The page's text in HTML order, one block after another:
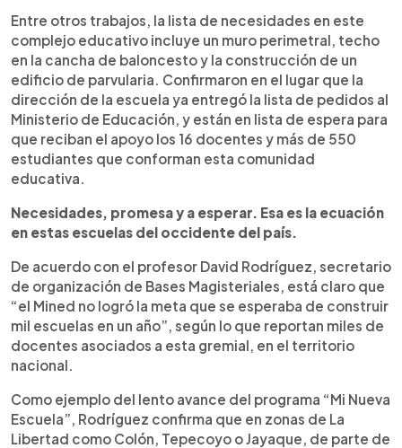
Entre otros trabajos, la lista de necesidades en este
complejo educativo incluye un muro perimetral, techo
en la cancha de baloncesto y la construcción de un
edificio de parvularia. Confirmaron en el lugar que la
dirección de la escuela ya entregó la lista de pedidos al
Ministerio de Educación, y están en lista de espera para
que reciban el apoyo los 16 docentes y más de 550
estudiantes que conforman esta comunidad
educativa.
Necesidades, promesa y a esperar. Esa es la ecuación
en estas escuelas del occidente del país.
De acuerdo con el profesor David Rodríguez, secretario
de organización de Bases Magisteriales, está claro que
“el Mined no logró la meta que se esperaba de construir
mil escuelas en un año”, según lo que reportan miles de
docentes asociados a esta gremial, en el territorio
nacional.
Como ejemplo del lento avance del programa “Mi Nueva
Escuela”, Rodríguez confirma que en zonas de La
Libertad como Colón, Tepecoyo o Jayaque, de parte de